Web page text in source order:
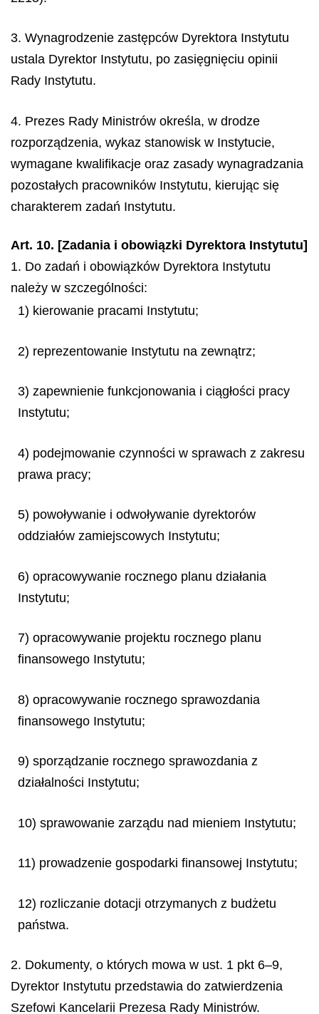
3. Wynagrodzenie zastępców Dyrektora Instytutu
ustala Dyrektor Instytutu, po zasięgnięciu opinii
Rady Instytutu.
4. Prezes Rady Ministrów określa, w drodze
rozporządzenia, wykaz stanowisk w Instytucie,
wymagane kwalifikacje oraz zasady wynagradzania
pozostałych pracowników Instytutu, kierując się
charakterem zadań Instytutu.
Art. 10. [Zadania i obowiązki Dyrektora Instytutu]
1. Do zadań i obowiązków Dyrektora Instytutu
należy w szczególności:
1) kierowanie pracami Instytutu;
2) reprezentowanie Instytutu na zewnątrz;
3) zapewnienie funkcjonowania i ciągłości pracy
Instytutu;
4) podejmowanie czynności w sprawach z zakresu
prawa pracy;
5) powoływanie i odwoływanie dyrektorów
oddziałów zamiejscowych Instytutu;
6) opracowywanie rocznego planu działania
Instytutu;
7) opracowywanie projektu rocznego planu
finansowego Instytutu;
8) opracowywanie rocznego sprawozdania
finansowego Instytutu;
9) sporządzanie rocznego sprawozdania z
działalności Instytutu;
10) sprawowanie zarządu nad mieniem Instytutu;
11) prowadzenie gospodarki finansowej Instytutu;
12) rozliczanie dotacji otrzymanych z budżetu
państwa.
2. Dokumenty, o których mowa w ust. 1 pkt 6–9,
Dyrektor Instytutu przedstawia do zatwierdzenia
Szefowi Kancelarii Prezesa Rady Ministrów.